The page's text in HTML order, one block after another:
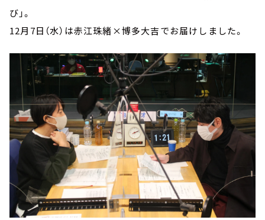
び」。
12月7日（水）は赤江珠緒×博多大吉でお届けしました。